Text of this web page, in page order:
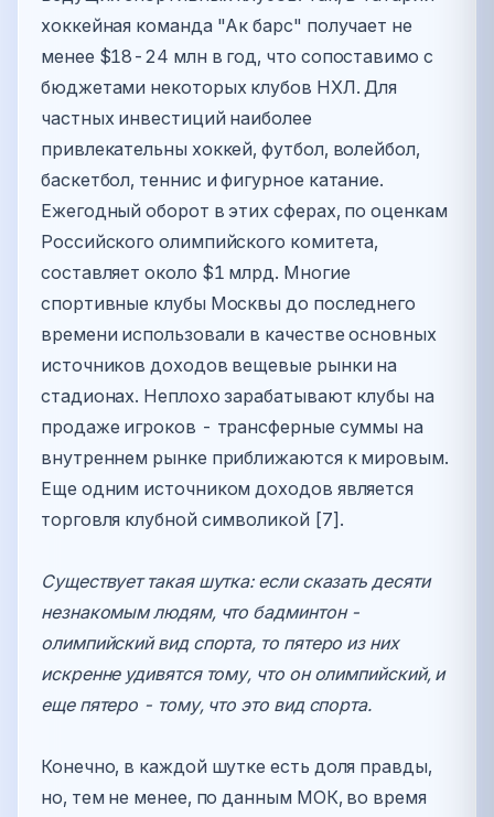
хоккейная команда "Ак барс" получает не
менее $18-24 млн в год, что сопоставимо с
бюджетами некоторых клубов НХЛ. Для
частных инвестиций наиболее
привлекательны хоккей, футбол, волейбол,
баскетбол, теннис и фигурное катание.
Ежегодный оборот в этих сферах, по оценкам
Российского олимпийского комитета,
составляет около $1 млрд. Многие
спортивные клубы Москвы до последнего
времени использовали в качестве основных
источников доходов вещевые рынки на
стадионах. Неплохо зарабатывают клубы на
продаже игроков - трансферные суммы на
внутреннем рынке приближаются к мировым.
Еще одним источником доходов является
торговля клубной символикой [7].
Существует такая шутка: если сказать десяти
незнакомым людям, что бадминтон -
олимпийский вид спорта, то пятеро из них
искренне удивятся тому, что он олимпийский, и
еще пятеро - тому, что это вид спорта.
Конечно, в каждой шутке есть доля правды,
но, тем не менее, по данным МОК, во время